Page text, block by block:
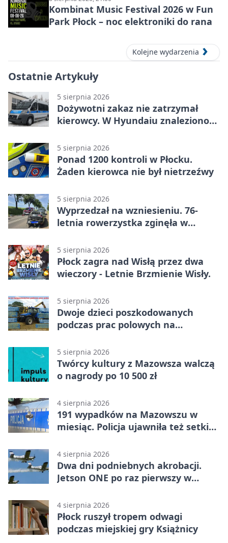
Kombinat Music Festival 2026 w Fun
Park Płock – noc elektroniki do rana
Kolejne wydarzenia
Ostatnie Artykuły
5 sierpnia 2026
Dożywotni zakaz nie zatrzymał
kierowcy. W Hyundaiu znaleziono
5 sierpnia 2026
Ponad 1200 kontroli w Płocku.
Żaden kierowca nie był nietrzeźwy
5 sierpnia 2026
Wyprzedzał na wzniesieniu. 76-
letnia rowerzystka zginęła w
5 sierpnia 2026
Płock zagra nad Wisłą przez dwa
wieczory - Letnie Brzmienie Wisły.
5 sierpnia 2026
Dwoje dzieci poszkodowanych
podczas prac polowych na
5 sierpnia 2026
Twórcy kultury z Mazowsza walczą
o nagrody po 10 500 zł
4 sierpnia 2026
191 wypadków na Mazowszu w
miesiąc. Policja ujawniła też setki
4 sierpnia 2026
Dwa dni podniebnych akrobacji.
Jetson ONE po raz pierwszy w
4 sierpnia 2026
Płock ruszył tropem odwagi
podczas miejskiej gry Książnicy